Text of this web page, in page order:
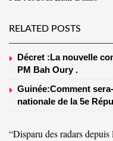
RELATED POSTS
Décret :La nouvelle
PM Bah Oury .
Guinée:Comment
nationale de la 5e
“Disparu des radars depuis